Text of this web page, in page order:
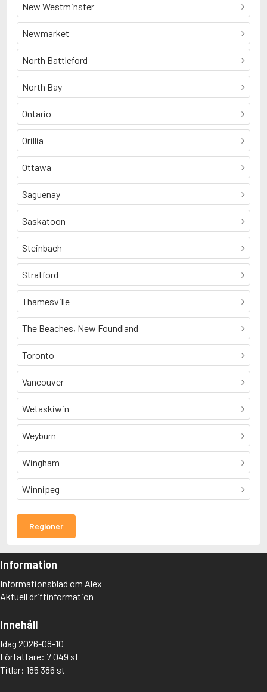
New Westminster
Newmarket
North Battleford
North Bay
Ontario
Orillia
Ottawa
Saguenay
Saskatoon
Steinbach
Stratford
Thamesville
The Beaches, New Foundland
Toronto
Vancouver
Wetaskiwin
Weyburn
Wingham
Winnipeg
Regioner
Information
Informationsblad om Alex
Aktuell driftinformation
Innehåll
Idag 2026-08-10
Författare: 7 049 st
Titlar: 185 386 st